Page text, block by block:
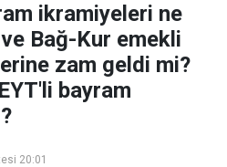
ikramiyeleri ne
Bağ-Kur emekli
zam geldi mi?
bayram
20:01